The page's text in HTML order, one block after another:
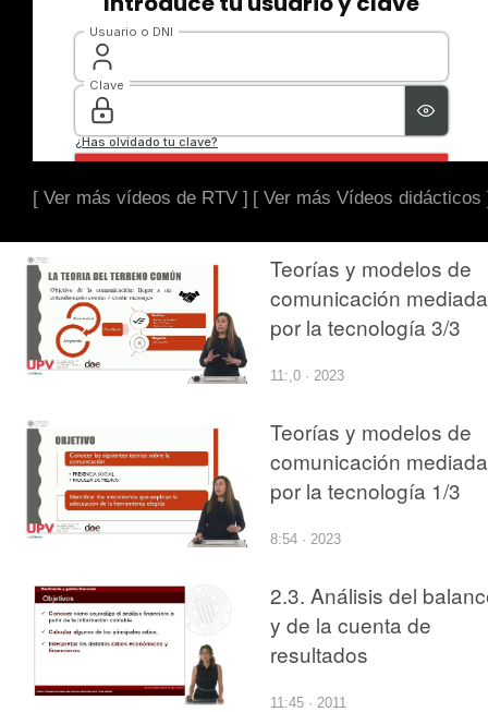
[ Ver más vídeos de RTV ] [ Ver más Vídeos didácticos
Teorías y modelos de
comunicación mediada
por la tecnología 3/3
11:,0 · 2023
Teorías y modelos de
comunicación mediada
por la tecnología 1/3
8:54 · 2023
2.3. Análisis del
y de la cuenta de
resultados
11:45 · 2011